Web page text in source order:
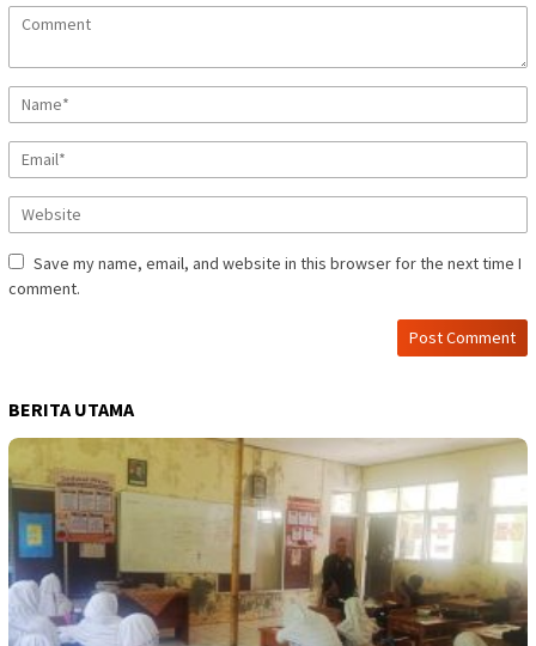
Save my name, email, and website in this browser for the next time I
comment.
BERITA UTAMA